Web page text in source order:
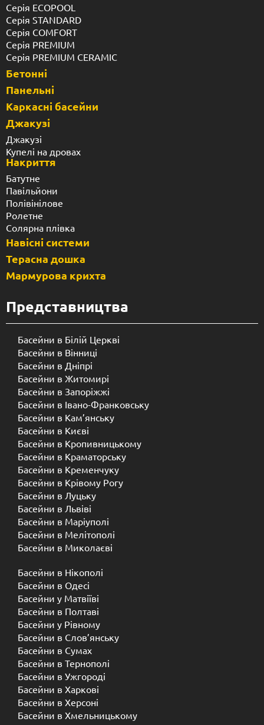
Серія ECOPOOL
Серія STANDARD
Серія COMFORT
Серія PREMIUM
Серія PREMIUM CERAMIC
Бетонні
Панельні
Каркасні басейни
Джакузі
Джакузі
Купелі на дровах
Накриття
Батутне
Павільйони
Полівінілове
Ролетне
Солярна плівка
Навісні системи
Терасна дошка
Мармурова крихта
Представництва
Басейни в Білій Церкві
Басейни в Вінниці
Басейни в Дніпрі
Басейни в Житомирі
Басейни в Запоріжжі
Басейни в Івано-Франковську
Басейни в Кам’янську
Басейни в Києві
Басейни в Кропивницькому
Басейни в Краматорську
Басейни в Кременчуку
Басейни в Крівому Рогу
Басейни в Луцьку
Басейни в Львіві
Басейни в Маріуполі
Басейни в Мелітополі
Басейни в Миколаєві
Басейни в Нікополі
Басейни в Одесі
Басейни у Матвіїві
Басейни в Полтаві
Басейни у ​​Рівному
Басейни в Слов’янську
Басейни в Сумах
Басейни в Тернополі
Басейни в Ужгороді
Басейни в Харкові
Басейни в Херсоні
Басейни в Хмельницькому